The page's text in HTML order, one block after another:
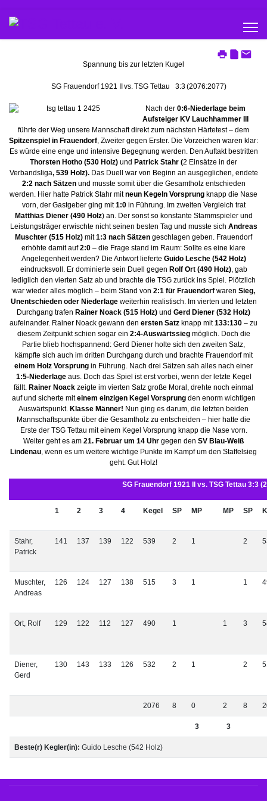
Spannung bis zur letzten Kugel
SG Frauendorf 1921 II vs.TSG Tettau 3:3(2076:2077)
Nach der 0:6-Niederlage beim
Aufsteiger KV Lauchhammer III
führte der Weg unsere Mannschaft direkt zum nächsten Härtetest – dem
Spitzenspiel in Frauendorf, Zweiter gegen Erster. Die Vorzeichen waren klar:
Es würde eine enge und intensive Begegnung werden. Den Auftakt bestritten
Thorsten Hotho (530 Holz) und Patrick Stahr (2 Einsätze in der
Verbandsliga, 539 Holz).Das Duell war von Beginn an ausgeglichen, endete
2:2 nach Sätzenund musste somit über die Gesamtholz entschieden
werden. Hier hatte Patrick Stahr mitneun Kegeln Vorsprung knapp die Nase
vorn, der Gastgeber ging mit1:0in Führung. Im zweiten Vergleich trat
Matthias Diener (490 Holz) an. Der sonst so konstante Stammspieler und
Leistungsträger erwischte nicht seinen besten Tag und musste sich Andreas
Muschter (515 Holz) mit1:3 nach Sätzen geschlagen geben. Frauendorf
erhöhte damit auf2:0 – die Frage stand im Raum: Sollte es eine klare
Angelegenheit werden? Die Antwort lieferte Guido Lesche (542 Holz)
eindrucksvoll. Er dominierte sein Duell gegen Rolf Ort (490 Holz), gab
lediglich den vierten Satz ab und brachte die TSG zurück ins Spiel. Plötzlich
war wieder alles möglich – beim Stand von 2:1 für Frauendorfwaren Sieg,
Unentschieden oder Niederlageweiterhin realistisch. Im vierten und letzten
Durchgang trafen Rainer Noack (515 Holz) und Gerd Diener (532 Holz)
aufeinander. Rainer Noack gewann den ersten Satz knapp mit133:130 – zu
diesem Zeitpunkt schien sogar ein 2:4-Auswärtssiegmöglich. Doch die
Partie blieb hochspannend: Gerd Diener holte sich den zweiten Satz,
kämpfte sich auch im dritten Durchgang durch und brachte Frauendorf mit
einem Holz Vorsprung in Führung. Nach drei Sätzen sah alles nach einer
1:5-Niederlageaus. Doch das Spiel ist erst vorbei, wenn der letzte Kegel
fällt. Rainer Noack zeigte im vierten Satz große Moral, drehte noch einmal
auf und sicherte miteinem einzigen Kegel Vorsprungden enorm wichtigen
Auswärtspunkt. Klasse Männer! Nun ging es darum, die letzten beiden
Mannschaftspunkte über die Gesamtholz zu entscheiden – hier hatte die
Erste der TSG Tettau mit einem Kegel Vorsprung knapp die Nase vorn.
Weiter geht es am 21. Februar um 14 Uhr gegen den SV Blau-Weiß
Lindenau, wenn es um weitere wichtige Punkte im Kampf um den Staffelsieg
geht. Gut Holz!
SG Frauendorf 1921 II vs. TSG Tettau 3:3
1 2 3 4 Kegel SP MP MP SP
Stahr,
Patrick
141 137 139 122 539 2 1 2
Muschter,
Andreas
126 124 127 138 515 3 1 1
Ort, Rolf 129 122 112 127 490 1 1 3
Diener,
Gerd
130 143 133 126 532 2 1 2
2076 8 0 2 8
3 3
Beste(r) Kegler(in): Guido Lesche (542 Holz)